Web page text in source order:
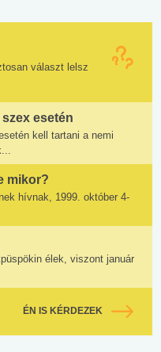
választ lelsz
esetén
kell tartani a nemi
mikor?
hívnak, 1999. október 4-
élek, viszont január
ÉN IS KÉRDEZEK